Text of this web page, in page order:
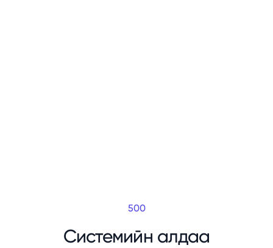
500
Системийн алдаа